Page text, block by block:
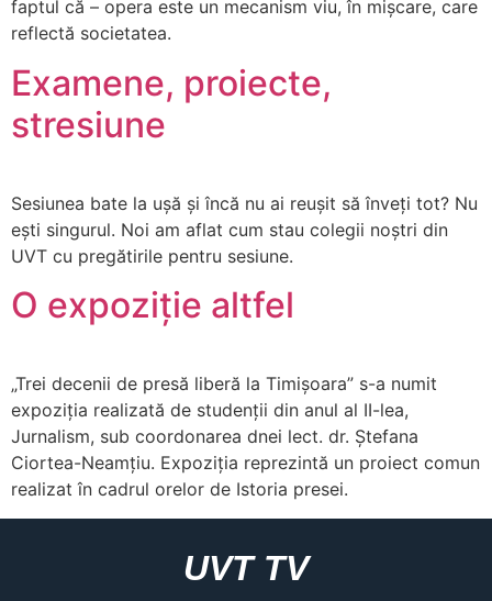
faptul că – opera este un mecanism viu, în mișcare, care
reflectă societatea.
Examene, proiecte,
stresiune
Sesiunea bate la ușă și încă nu ai reușit să înveți tot? Nu
ești singurul. Noi am aflat cum stau colegii noștri din
UVT cu pregătirile pentru sesiune.
O expoziție altfel
„Trei decenii de presă liberă la Timișoara” s-a numit
expoziția realizată de studenții din anul al II-lea,
Jurnalism, sub coordonarea dnei lect. dr. Ştefana
Ciortea-Neamţiu. Expoziția reprezintă un proiect comun
realizat în cadrul orelor de Istoria presei.
UVT TV